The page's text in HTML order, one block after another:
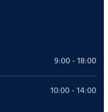
9:00 - 18:00
10:00 - 14:00